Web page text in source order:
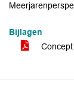
Bijlagen